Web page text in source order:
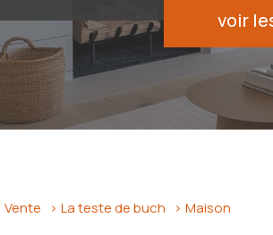
voir
Vente La teste de buch Maison